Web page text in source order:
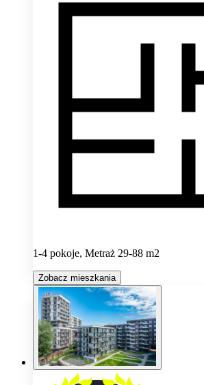
1-4 pokoje, Metraż 29-88 m2
Zobacz mieszkania